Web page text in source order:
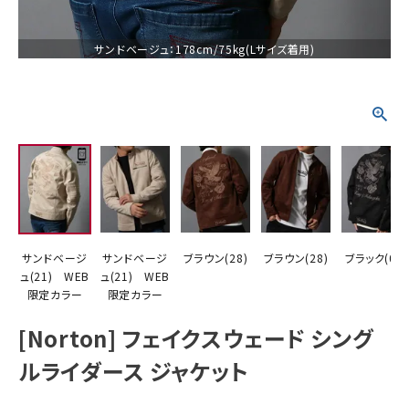
サンドベージュ：178cm/75kg(Lサイズ着用)
サンドベージ
ュ(21) WEB
限定カラー
サンドベージ
ュ(21) WEB
限定カラー
ブラウン(28) ブラウン(28) ブラック(09)
[Norton] フェイクスウェード シング
ルライダース ジャケット